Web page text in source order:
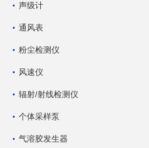
声级计
通风表
粉尘检测仪
风速仪
辐射/射线检测仪
个体采样泵
气溶胶发生器